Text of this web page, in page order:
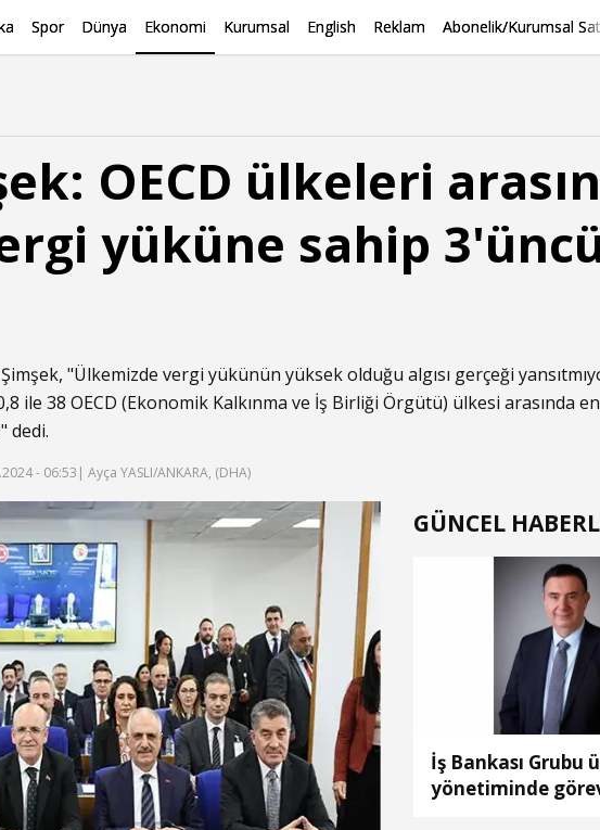
Spor Dünya Ekonomi Kurumsal English Reklam Abonelik/Kurumsal
OECD ülkeleri
yüküne sahip
"Ülkemizde vergi yükünün yüksek olduğu algısı gerçeği
ile 38 OECD (Ekonomik Kalkınma ve İş Birliği Örgütü) ülkesi arasında
dedi.
- 06:53 | Ayça YASLI/ANKARA, (DHA)
GÜNCEL
İş Bankası Grubu
yönetiminde